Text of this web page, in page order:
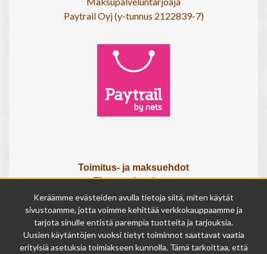
Paytrail Oyj (y-tunnus 2122839-7)
Toimitus- ja maksuehdot
Tietosuojaseloste
Tietoa meistä
Osta lahjakortti
Tilauksen peruutuslomake
Olemme avoinna
Keräämme evästeiden avulla tietoja siitä, miten käytät
sivustoamme, jotta voimme kehittää verkkokauppaamme ja
tarjota sinulle entistä parempia tuotteita ja tarjouksia.
Uusien käytäntöjen vuoksi tietyt toiminnot saattavat vaatia
erityisiä asetuksia toimiakseen kunnolla. Tämä tarkoittaa, että